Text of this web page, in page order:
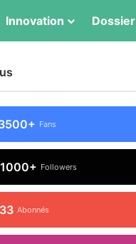
Innovation Dossier
Fans
Followers
Abonnés